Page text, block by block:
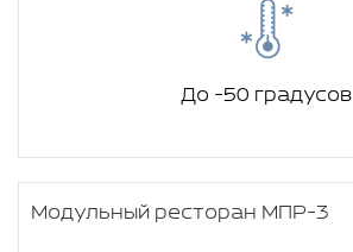
До -50 градусов
Модульный ресторан МПР-3